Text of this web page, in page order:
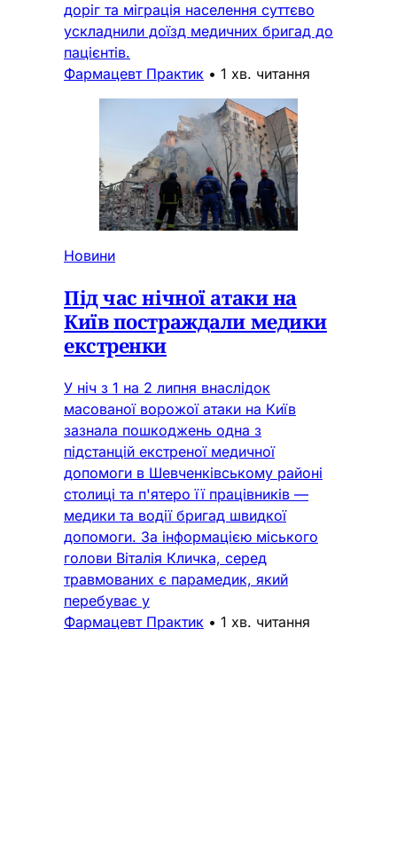
доріг та міграція населення суттєво
ускладнили доїзд медичних бригад до
пацієнтів.
Фармацевт Практик • 1 хв. читання
Новини
Під час нічної атаки на
Київ постраждали медики
екстренки
У ніч з 1 на 2 липня внаслідок
масованої ворожої атаки на Київ
зазнала пошкоджень одна з
підстанцій екстреної медичної
допомоги в Шевченківському районі
столиці та п'ятеро її працівників —
медики та водії бригад швидкої
допомоги. За інформацією міського
голови Віталія Кличка, серед
травмованих є парамедик, який
перебуває у
Фармацевт Практик • 1 хв. читання